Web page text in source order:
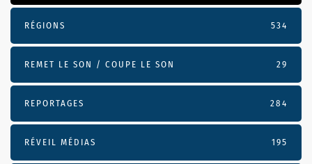
RÉGIONS 534
REMET LE SON / COUPE LE SON 29
REPORTAGES 284
RÉVEIL MÉDIAS 195